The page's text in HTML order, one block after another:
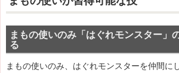
まもの使いのみ「はぐれモンスター」
る
まもの使いのみ、はぐれモンスターを仲間に